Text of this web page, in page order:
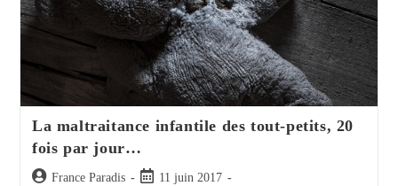
La maltraitance infantile des tout-petits, 20
fois par jour…
Auteur/autrice
France Paradis
Post11 juin 2017